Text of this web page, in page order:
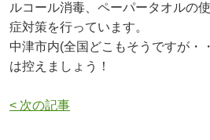
ルコール消毒、ペーパータオルの
症対策を行っています。
中津市内(全国どこもそうですが・
は控えましょう！
< 次の記事